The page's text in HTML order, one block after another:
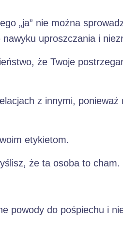
„ja” nie można
uproszczania i
że Twoje
z innymi, ponieważ
etykietom.
że ta osoba to cham.
powody do pośpiechu i